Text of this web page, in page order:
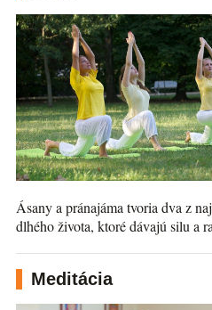
Ásany a pránajáma tvoria dva z
dlhého života, ktoré dávajú silu a
Meditácia